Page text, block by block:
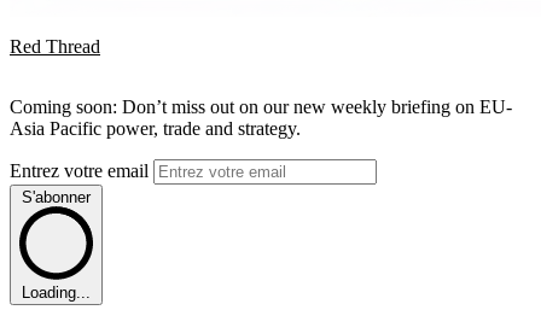
Red Thread
Coming soon: Don’t miss out on our new weekly briefing on EU-
Asia Pacific power, trade and strategy.
Entrez votre email
S'abonner
Loading...